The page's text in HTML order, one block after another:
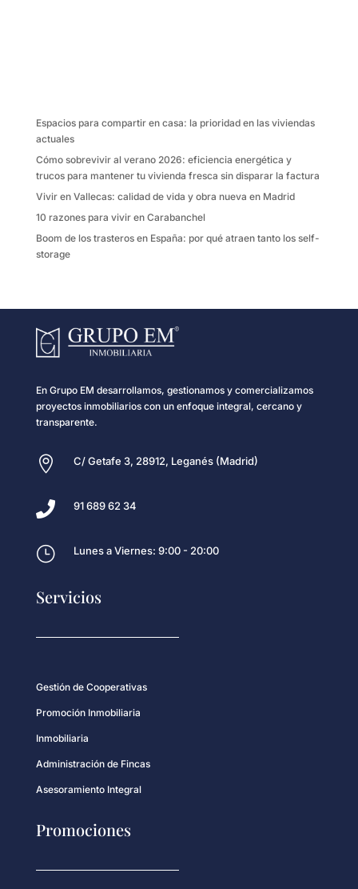
k
i
Espacios para compartir en casa: la prioridad en las viviendas
actuales
Cómo sobrevivir al verano 2026: eficiencia energética y
trucos para mantener tu vivienda fresca sin disparar la factura
Vivir en Vallecas: calidad de vida y obra nueva en Madrid
10 razones para vivir en Carabanchel
Boom de los trasteros en España: por qué atraen tanto los self-
storage
En Grupo EM desarrollamos, gestionamos y comercializamos
proyectos inmobiliarios con un enfoque integral, cercano y
transparente.
 C/ Getafe 3, 28912, Leganés (Madrid)
 91 689 62 34
} Lunes a Viernes: 9:00 - 20:00
Servicios
Gestión de Cooperativas
Promoción Inmobiliaria
Inmobiliaria
Administración de Fincas
Asesoramiento Integral
Promociones